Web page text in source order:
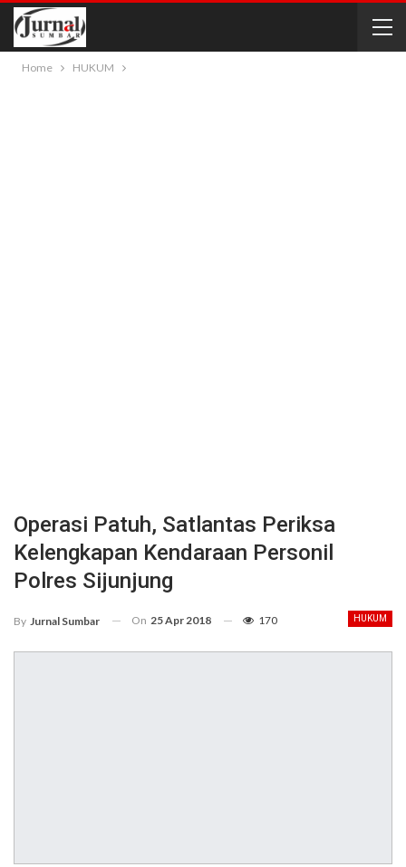
Home HUKUM
Operasi Patuh, Satlantas Periksa
Kelengkapan Kendaraan Personil
Polres Sijunjung
HUKUM
By Jurnal Sumbar On 25 Apr 2018 170